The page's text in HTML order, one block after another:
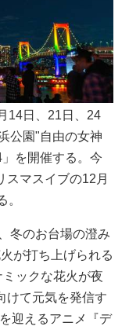
14日、21日、24
公園"自由の女神
を開催する。今
スマスイブの12月
。
冬のお台場の澄み
が打ち上げられる
ックな花火が夜
けて元気を発信す
迎えるアニメ『デ